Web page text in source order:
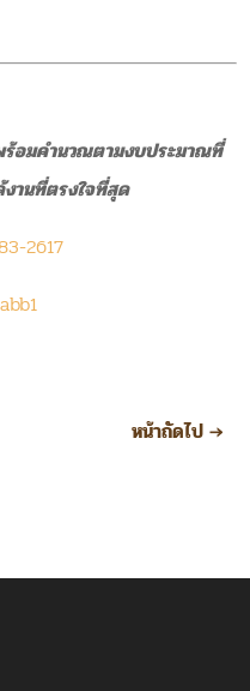
ร้อมคำนวณตามงบประมาณที่
งานที่ตรงใจที่สุด
2617
หน้าถัดไป→